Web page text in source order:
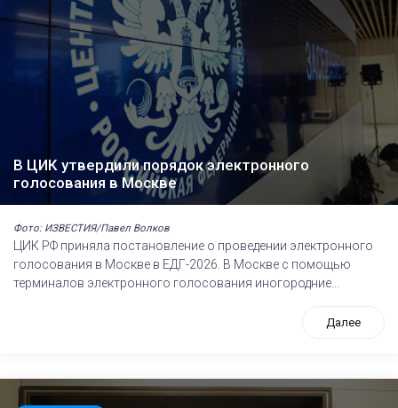
В ЦИК утвердили порядок электронного
голосования в Москве
Фото: ИЗВЕСТИЯ/Павел Волков
ЦИК РФ приняла постановление о проведении электронного
голосования в Москве в ЕДГ-2026. В Москве с помощью
терминалов электронного голосования иногородние...
Далее